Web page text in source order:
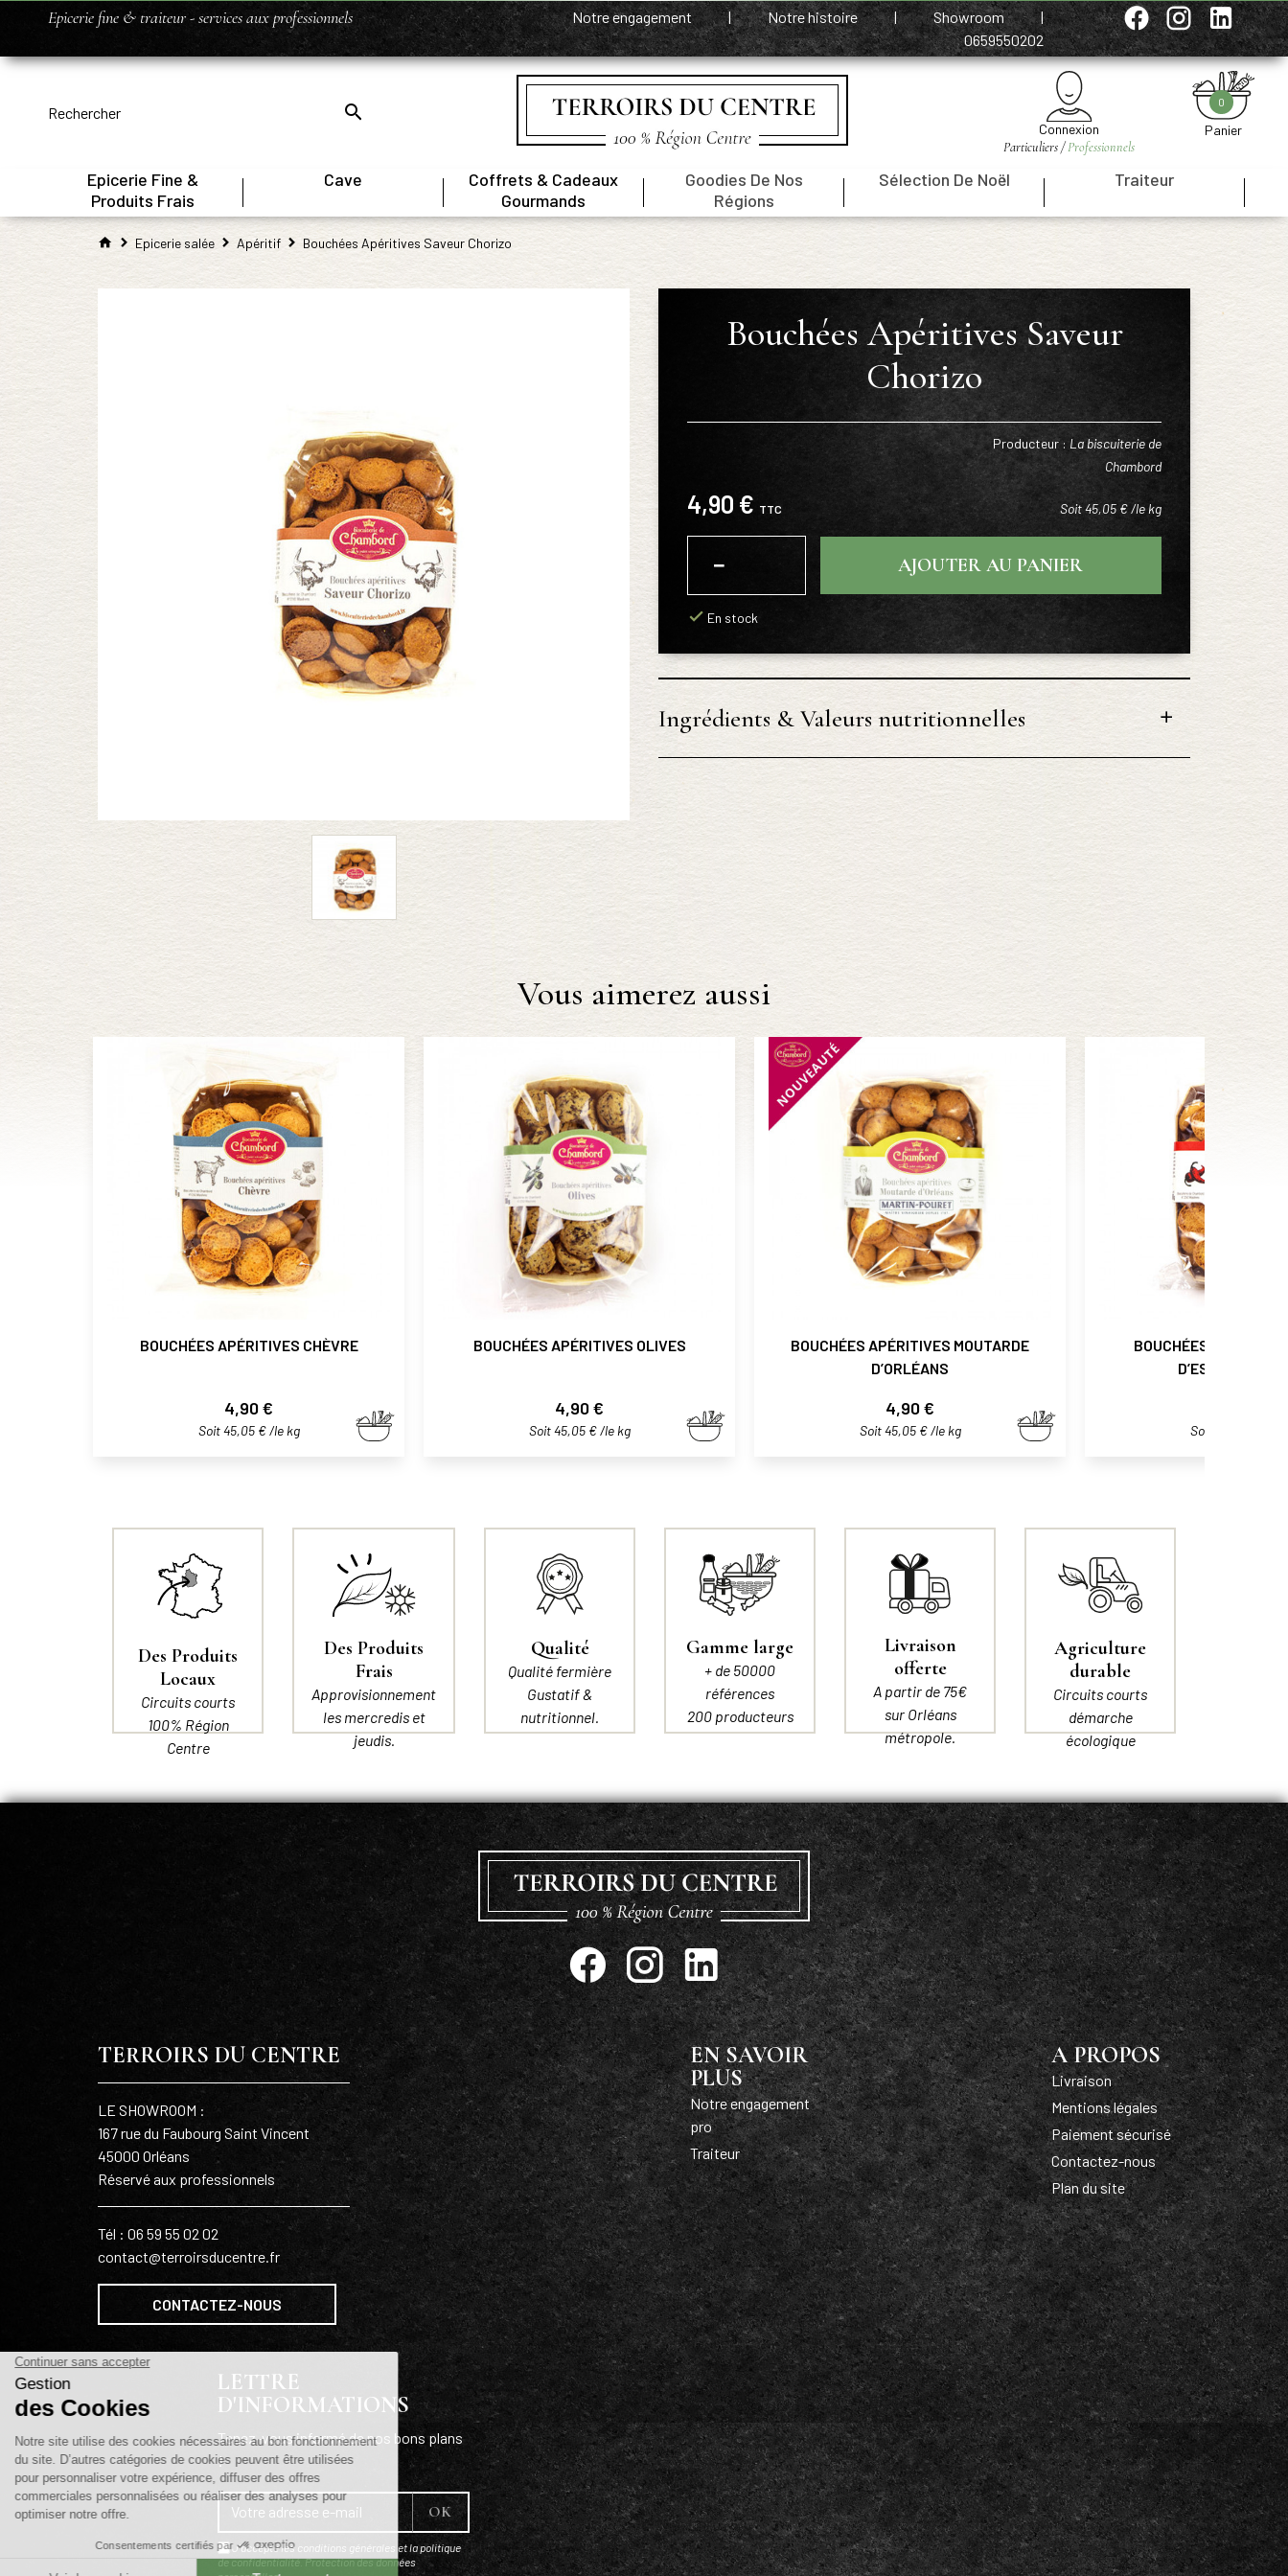
Epicerie fine & traiteur - services aux professionnels Notre engagement | Notre histoire | Showroom
|
0659550202
Connexion
Particuliers /Professionnels
Panier
0
Epicerie Fine &
Produits Frais
Cave
Coffrets & Cadeaux
Gourmands
Goodies De Nos
Régions
Sélection De Noël Traiteur
Epicerie salée Apéritif Bouchées Apéritives Saveur Chorizo
Bouchées Apéritives Saveur
Chorizo
Producteur : La biscuiterie de
Chambord
4,90 € TTC Soit 45,05 € /le kg
−
+
AJOUTER AU PANIER
En stock
Ingrédients & Valeurs nutritionnelles
Vous aimerez aussi
BOUCHÉES APÉRITIVES CHÈVRE
Prix
4,90 €
Soit 45,05 € /le kg
BOUCHÉES APÉRITIVES OLIVES
Prix
4,90 €
Soit 45,05 € /le kg
BOUCHÉES APÉRITIVES MOUTARDE
D’ORLÉANS
Prix
4,90 €
Soit 45,05 € /le kg
BOUCHÉES
D’ESPELETTE
Soit 45,05 € /le
Des Produits
Locaux
Circuits courts
100% Région
Centre
Des Produits
Frais
Approvisionnement
les mercredis et
jeudis.
Qualité
Qualité fermière
Gustatif &
nutritionnel.
Gamme large
+ de 50000
références
200 producteurs
Livraison
offerte
A partir de 75€
sur Orléans
métropole.
Agriculture
durable
Circuits courts
démarche
écologique
TERROIRS DU CENTRE
LE SHOWROOM :
167 rue du Faubourg Saint Vincent
45000 Orléans
Réservé aux professionnels
Tél : 06 59 55 02 02
contact@terroirsducentre.fr
CONTACTEZ-NOUS
EN SAVOIR
PLUS
Notre engagement
pro
Traiteur
A PROPOS
Livraison
Mentions légales
Paiement sécurisé
Contactez-nous
Plan du site
LETTRE
D'INFORMATIONS
Tenez-vous informé de nos bons plans
!
J'accepte les conditions générales et la politique
de confidentialité.Protection des données